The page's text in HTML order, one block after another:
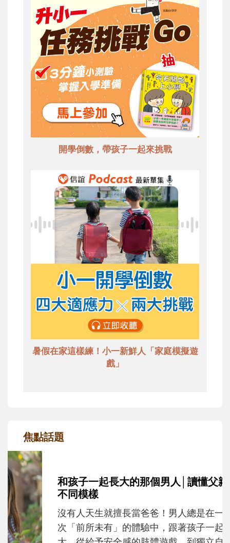
開學倒數，帶孩子一起來挑戰
暑假在家這樣練！小一新鮮人「家庭模擬遊
戲」
焦點話題